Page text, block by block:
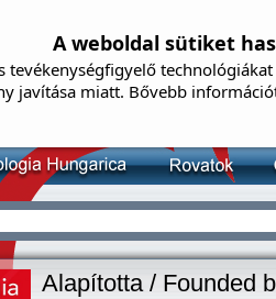
Alapította / Founded
A weboldal sütiket
tevékenységfigyelő
javítása miatt. Bővebb